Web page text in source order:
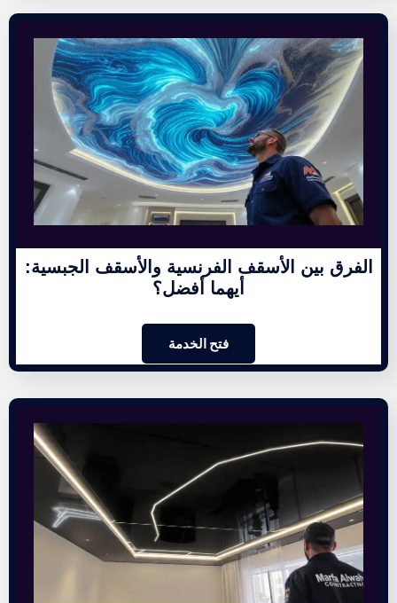
الفرق بين الأسقف الفرنسية والأسقف الجبسية:
أيهما أفضل؟
فتح الخدمة